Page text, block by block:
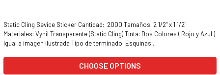
Static Cling Sevice Sticker Cantidad: 2000 Tamaños: 2 1/2" x 1 1/2"
Materiales: Vynil Transparente (Static Cling) Tinta: Dos Colores ( Rojo y Azul )
Igual a imagen ilustrada Tipo de terminado: Esquinas...
CHOOSE OPTIONS